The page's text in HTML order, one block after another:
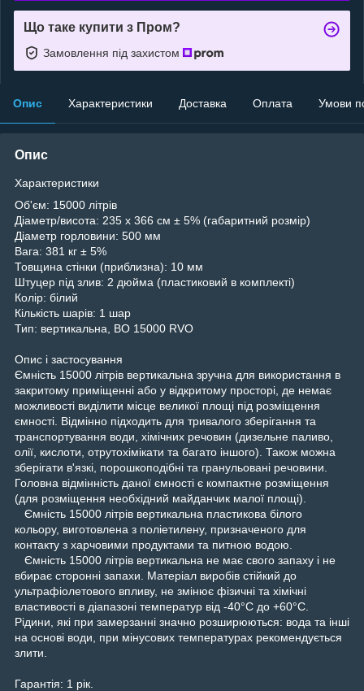
Що таке купити з Пром?
Замовлення під захистом
Опис Характеристики Доставка Оплата Умови
Опис
Характеристики
Об'єм: 15000 літрів
Діаметр/висота: 235 x 366 см ± 5% (габаритний розмір)
Діаметр горловини: 500 мм
Вага: 381 кг ± 5%
Товщина стінки (приблизна): 10 мм
Штуцер під злив: 2 дюйма (пластиковий в комплекті)
Колір: білий
Кількість шарів: 1 шар
Тип: вертикальна, ВО 15000 RVО
Опис і застосування
Ємність 15000 літрів вертикальна зручна для використання в
закритому приміщенні або у відкритому просторі, де немає
можливості виділити місце великої площі під розміщення
ємності. Відмінно підходить для тривалого зберігання та
транспортування води, хімічних речовин (дизельне паливо,
олії, кислоти, отрутохімікати та багато іншого). Також можна
зберігати в'язкі, порошкоподібні та гранульовані речовини.
Головна відмінність даної ємності є компактне розміщення
(для розміщення необхідний майданчик малої площі).
Ємність 15000 літрів вертикальна пластикова білого
кольору, виготовлена з поліетилену, призначеного для
контакту з харчовими продуктами та питною водою.
Ємність 15000 літрів вертикальна не має свого запаху і не
вбирає сторонні запахи. Матеріал виробів стійкий до
ультрафіолетового впливу, не змінює фізичні та хімічні
властивості в діапазоні температур від -40°C до +60°С.
Рідини, які при замерзанні значно розширюються: вода та інші
на основі води, при мінусових температурах рекомендується
злити.
Гарантія: 1 рік.